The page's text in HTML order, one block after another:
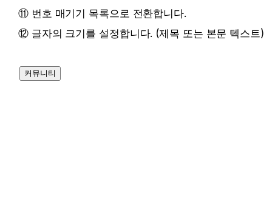
⑪ 번호 매기기 목록으로 전환합니다.
⑫ 글자의 크기를 설정합니다. (제목 또는 본문 텍스트)
커뮤니티